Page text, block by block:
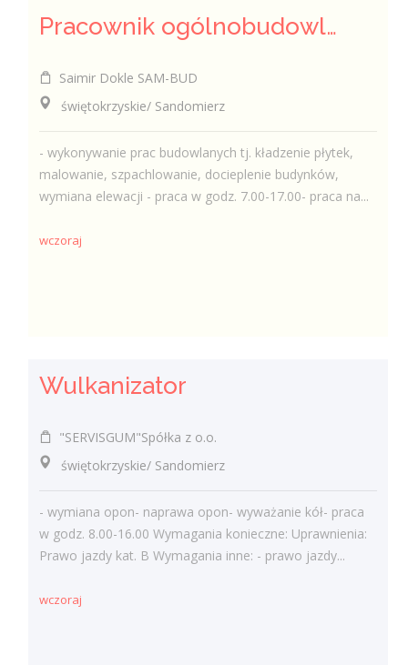
Pracownik ogólnobudowlany ( k/m)
Saimir Dokle SAM-BUD
świętokrzyskie/ Sandomierz
- wykonywanie prac budowlanych tj. kładzenie płytek,
malowanie, szpachlowanie, docieplenie budynków,
wymiana elewacji - praca w godz. 7.00-17.00- praca na...
wczoraj
Wulkanizator
"SERVISGUM"Spółka z o.o.
świętokrzyskie/ Sandomierz
- wymiana opon- naprawa opon- wyważanie kół- praca
w godz. 8.00-16.00 Wymagania konieczne: Uprawnienia:
Prawo jazdy kat. B Wymagania inne: - prawo jazdy...
wczoraj